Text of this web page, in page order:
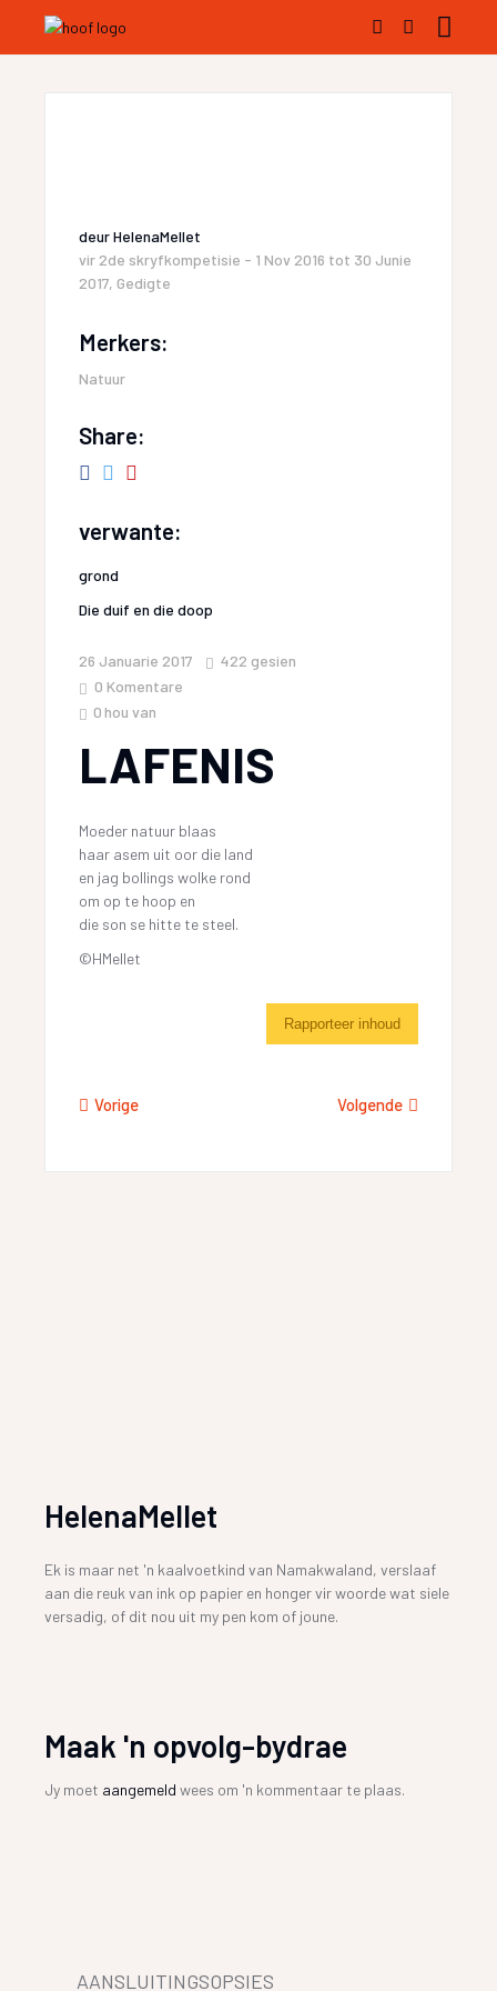
deurHelenaMellet
vir 2de skryfkompetisie - 1 Nov 2016 tot 30 Junie
2017, Gedigte
Merkers:
Natuur
Share:
verwante:
grond
Die duif en die doop
26 Januarie 2017 422 gesien
0 Komentare
0 hou van
LAFENIS
Moeder natuur blaas
haar asem uit oor die land
en jag bollings wolke rond
om op te hoop en
die son se hitte te steel.
©HMellet
Rapporteer inhoud
Vorige Volgende
HelenaMellet
Ek is maar net 'n kaalvoetkind van Namakwaland, verslaaf
aan die reuk van ink op papier en honger vir woorde wat siele
versadig, of dit nou uit my pen kom of joune.
Maak 'n opvolg-bydrae
Jy moet aangemeld wees om 'n kommentaar te plaas.
AANSLUITINGSOPSIES